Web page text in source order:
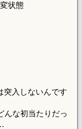
状態
突入しないんです
んな初当たりだっ